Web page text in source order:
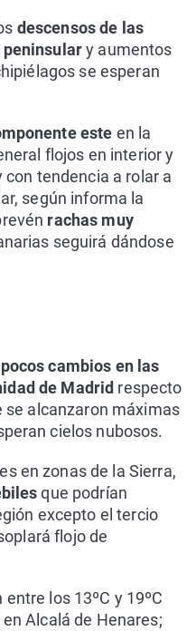
descensos de las
peninsulary aumentos
se esperan
este en la
flojos en interior y
tendencia a rolar a
según informa la
rachas muy
seguirá dándose
pocos cambios en las
de Madrid respecto
se alcanzaron máximas
cielos nubosos.
en zonas de la Sierra,
que podrían
excepto el tercio
flojo de
los 13ºC y 19ºC
Alcalá de Henares;